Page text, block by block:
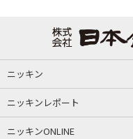
ニッキン
ニッキンレポート
ニッキンONLINE